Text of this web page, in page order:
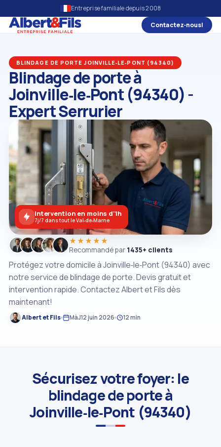
Entreprise familiale depuis 2008
Contactez‑nous!
BLINDAGE DE PORTE JOINVILLE‑LE‑PONT (94340)
Blindage de porte à
Joinville‑le‑Pont (94340) -
Expert Serrurier
Protégez votre domicile à Joinville‑le‑Pont (94340) avec
notre service de blindage de porte. Devis gratuit et
intervention rapide. Contactez Albert et Fils dès
maintenant!
Albert et Fils MàJ12 juin 2026 12 min
★★★★★
Recommandé par 1435+ clients
Intervention en moins d'1h
7j/7 dans tout le Val‑de‑Marne
Sécurisez votre foyer: le
blindage de porte à
Joinville‑le‑Pont (94340)